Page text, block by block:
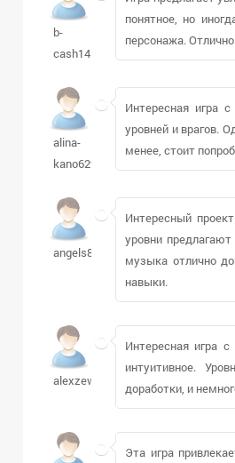
b-
cash1410
понятное, но
персонажа.
alina-
kano629
Интересная игра
уровней и врагов.
менее, стоит
angels86
Интересный
уровни
музыка отлично
навыки.
alexzew65
Интересная игра
интуитивное.
доработки, и
Эта игра